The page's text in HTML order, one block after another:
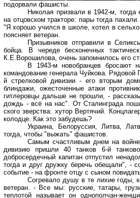
подорвали фашисты.
Николая призвали в 1942-м,
на отцовском тракторе: пары тогда
"Я хорошо учился в школе, хотел в
поясняет ветеран.
Призывников отправили в
бойца. В череде бесконечных
К.Е.Ворошилова, очень запомнилось его
В 1943-м новобранцев бросают
командование генерала Чуйкова. Рядовой
й стрелковой дивизии - его вторым
блиндажи, ожесточенные атаки
гитлеровцы дальше не прошли, -
дождь - всё на нас". От Сталинграда
ского зверства: хутор Вертячий.
колодце. Как это забудешь?
Украина, Белоруссия, Литва,
тогда, чтобы "выжать" фашистов.
Самым счастливым днем на
дивизию пришли 40 танков 6-й
добросердечный капитан отпустил
тогда и друг дружку беречь обещали", -
событие - на фронте отцу с сыном
Согревало душу в те лихие годы,
ветеран. - Все мы: русские, татары,
теплотой называет он однополчан-